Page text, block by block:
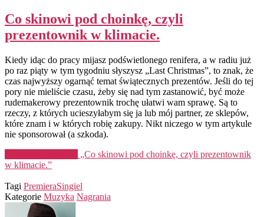
Co skinowi pod choinkę, czyli
prezentownik w klimacie.
Kiedy idąc do pracy mijasz podświetlonego renifera, a w radiu już
po raz piąty w tym tygodniu słyszysz „Last Christmas”, to znak, że
czas najwyższy ogarnąć temat świątecznych prezentów. Jeśli do tej
pory nie mieliście czasu, żeby się nad tym zastanowić, być może
rudemakerowy prezentownik trochę ułatwi wam sprawę. Są to
rzeczy, z których ucieszyłabym się ja lub mój partner, ze sklepów,
które znam i w których robię zakupy. Nikt niczego w tym artykule
nie sponsorował (a szkoda).
„Co skinowi pod choinkę, czyli prezentownik
w klimacie.”
Tagi PremieraSingiel
Kategorie Muzyka Nagrania